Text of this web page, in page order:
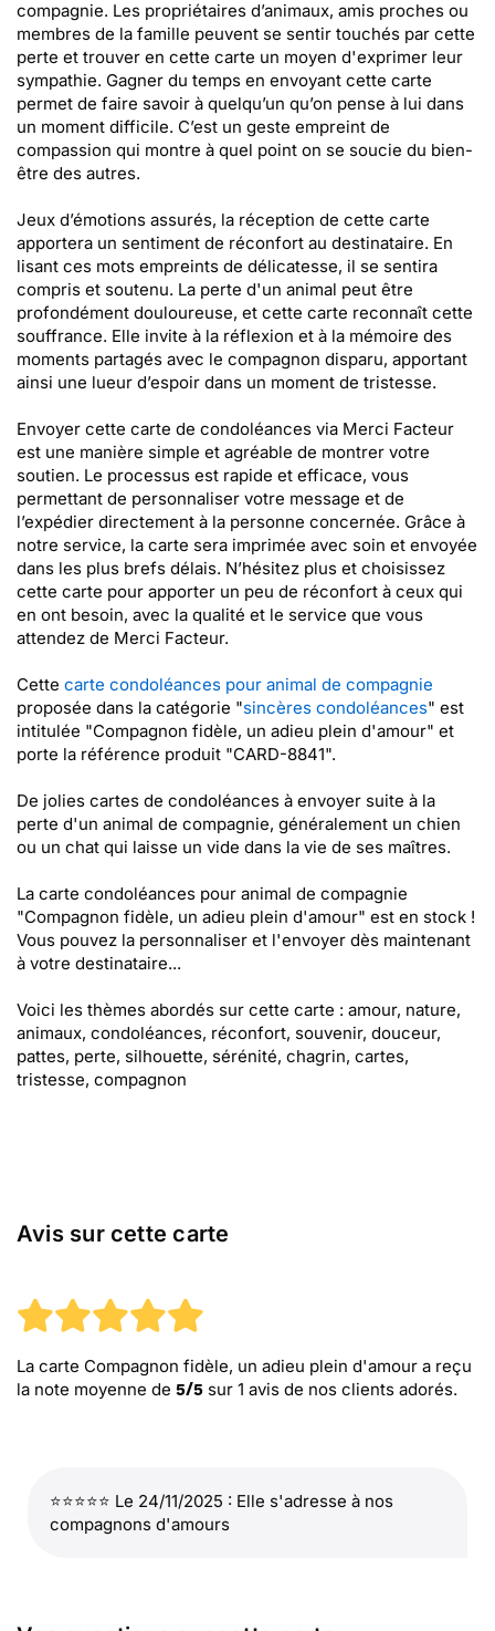
compagnie. Les propriétaires d’animaux, amis proches ou
membres de la famille peuvent se sentir touchés par cette
perte et trouver en cette carte un moyen d'exprimer leur
sympathie. Gagner du temps en envoyant cette carte
permet de faire savoir à quelqu’un qu’on pense à lui dans
un moment difficile. C’est un geste empreint de
compassion qui montre à quel point on se soucie du bien-
être des autres.
Jeux d’émotions assurés, la réception de cette carte
apportera un sentiment de réconfort au destinataire. En
lisant ces mots empreints de délicatesse, il se sentira
compris et soutenu. La perte d'un animal peut être
profondément douloureuse, et cette carte reconnaît cette
souffrance. Elle invite à la réflexion et à la mémoire des
moments partagés avec le compagnon disparu, apportant
ainsi une lueur d’espoir dans un moment de tristesse.
Envoyer cette carte de condoléances via Merci Facteur
est une manière simple et agréable de montrer votre
soutien. Le processus est rapide et efficace, vous
permettant de personnaliser votre message et de
l’expédier directement à la personne concernée. Grâce à
notre service, la carte sera imprimée avec soin et envoyée
dans les plus brefs délais. N’hésitez plus et choisissez
cette carte pour apporter un peu de réconfort à ceux qui
en ont besoin, avec la qualité et le service que vous
attendez de Merci Facteur.
Cette carte condoléances pour animal de compagnie
proposée dans la catégorie "sincères condoléances" est
intitulée "Compagnon fidèle, un adieu plein d'amour" et
porte la référence produit "CARD-8841".
De jolies cartes de condoléances à envoyer suite à la
perte d'un animal de compagnie, généralement un chien
ou un chat qui laisse un vide dans la vie de ses maîtres.
La carte condoléances pour animal de compagnie
"Compagnon fidèle, un adieu plein d'amour" est en stock !
Vous pouvez la personnaliser et l'envoyer dès maintenant
à votre destinataire...
Voici les thèmes abordés sur cette carte : amour, nature,
animaux, condoléances, réconfort, souvenir, douceur,
pattes, perte, silhouette, sérénité, chagrin, cartes,
tristesse, compagnon
Avis sur cette carte
La carte Compagnon fidèle, un adieu plein d'amour a reçu
la note moyenne de 5/5 sur 1 avis de nos clients adorés.
⭐⭐⭐⭐⭐ Le 24/11/2025 : Elle s'adresse à nos
compagnons d'amours